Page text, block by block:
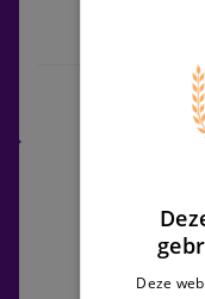
Deze